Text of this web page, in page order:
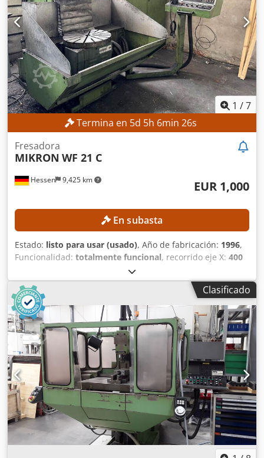
1 /7
Termina en 5d 5h 6min 24s
Hessen 9,425 km
Fresadora
MIKRON WF 21 C
EUR 1,000
En subasta
Estado: listo para usar (usado), Año de fabricación: 1996,
Funcionalidad: totalmente funcional, recorrido eje X: 400
400 mm
mm, ancho de la mesa:300 mm, longitud de la mesa:450
mm, Sin precio mínimo: ¡garantizamos la venta al precio
de oferta más alto! Credpfx Ahezpwx Hsmof DETALLES
TÉCNICOS Recorrido del eje X: 400 mm Recorrido del eje Y:
400 mm Recorrido del eje Z: 400 mm Superficie de la mesa
de fijación: 300 x 450 mm Número de orificios roscados: 2 x
6
Clasificado